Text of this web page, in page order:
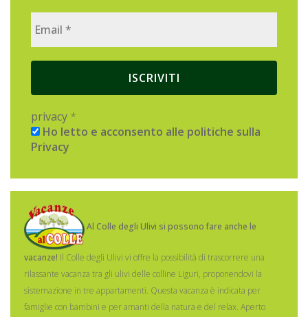
privacy *
Ho letto e acconsento alle politiche sulla
Privacy
Al Colle degli Ulivi si possono fare anche le
vacanze! Il Colle degli Ulivi vi offre la possibilità di trascorrere una
rilassante vacanza tra gli ulivi delle colline Liguri, proponendovi la
sistemazione in tre appartamenti. Questa vacanza è indicata per
famiglie con bambini e per amanti della natura e del relax. Aperto